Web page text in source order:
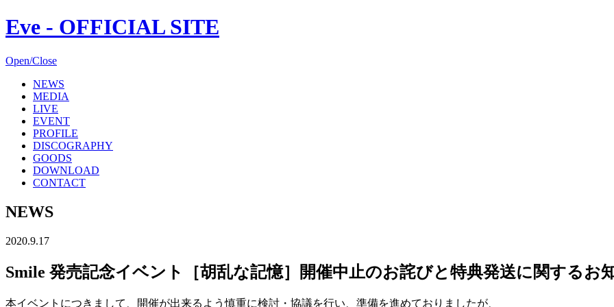
Eve - OFFICIAL SITE
Open/Close
NEWS
MEDIA
LIVE
EVENT
PROFILE
DISCOGRAPHY
GOODS
DOWNLOAD
CONTACT
NEWS
2020.9.17
Smile 発売記念イベント［胡乱な記憶］開催中止のお詫びと特典発送に関するお
本イベントにつきまして、開催が出来るよう慎重に検討・協議を行い、準備を進めておりましたが、